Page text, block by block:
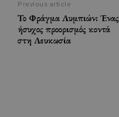
Previous article
Το Φράγμα Λυμπιών: Ένας
ήσυχος προορισμός κοντά
στη Λευκωσία